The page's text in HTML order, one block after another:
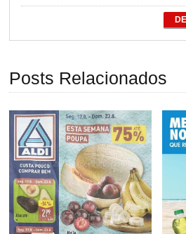
Posts Relacionados